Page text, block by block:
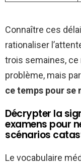
Connaître ces
rationaliser
trois semaines, ce
problème, mais
ce temps pour
Décrypter la
examens pour
scénarios
Le vocabulaire